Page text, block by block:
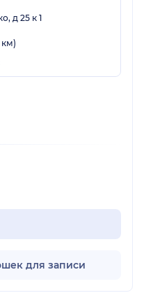
д 25 к 1
для записи